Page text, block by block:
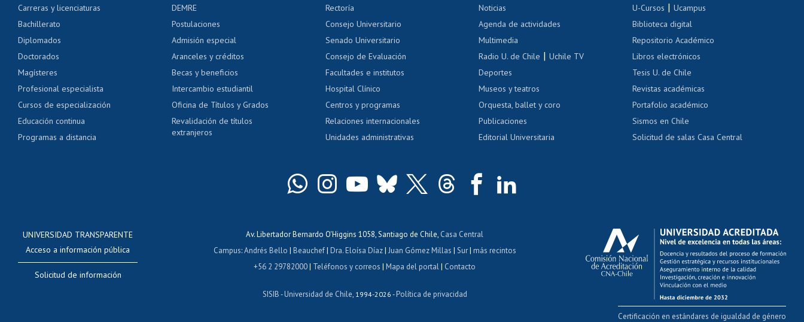
Servicio médico y dental
Pago de arancel y crédito alumnos
Pago de arancel y crédito exalumnos
Certificado de títulos y grados
Evaluación docente
Calificación académica
Postulación al AUCAI
Certificado de renta
Certificado de renta
Gestión de correo uchile
Cursos de español
Acoso laboral, sexual y violencia
Carreras y licenciaturas
Bachillerato
Diplomados
Doctorados
Magísteres
Profesional especialista
Cursos de especialización
Educación continua
Programas a distancia
DEMRE
Postulaciones
Admisión especial
Aranceles y créditos
Becas y beneficios
Intercambio estudiantil
Oficina de Títulos y Grados
Revalidación de títulos
extranjeros
Rectoría
Consejo Universitario
Senado Universitario
Consejo de Evaluación
Facultades e institutos
Hospital Clínico
Centros y programas
Relaciones internacionales
Unidades administrativas
Noticias
Agenda de actividades
Multimedia
Radio U. de Chile |Uchile TV
Deportes
Museos y teatros
Orquesta, ballet y coro
Publicaciones
Editorial Universitaria
U-Cursos |Ucampus
Biblioteca digital
Repositorio Académico
Libros electrónicos
Tesis U. de Chile
Revistas académicas
Portafolio académico
Sismos en Chile
Solicitud de salas Casa Central
UNIVERSIDAD TRANSPARENTE
Acceso a información pública
Solicitud de información
Av. Libertador Bernardo O'Higgins 1058, Santiago de Chile, Casa Central
Campus:Andrés Bello Beauchef| Dra. Eloísa Díaz| Juan Gómez Millas Sur| más recintos
+56 2 29782000 Teléfonos y correos |Mapa del portal Contacto
SISIB -Universidad de Chile, 1994-2026 -Política de privacidad
Certificación en estándares de igualdad de género